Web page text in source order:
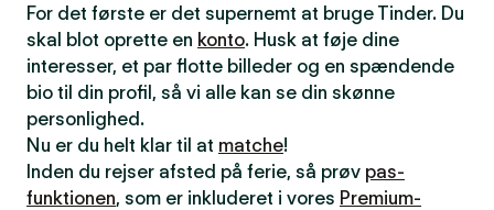
For det første er det supernemt at bruge Tinder. Du
skal blot oprette en konto. Husk at føje dine
interesser, et par flotte billeder og en spændende
bio til din profil, så vi alle kan se din skønne
personlighed.
Nu er du helt klar til at matche!
Inden du rejser afsted på ferie, så prøv pas-
funktionen, som er inkluderet i vores Premium-